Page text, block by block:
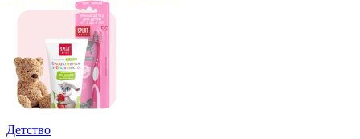
Детство